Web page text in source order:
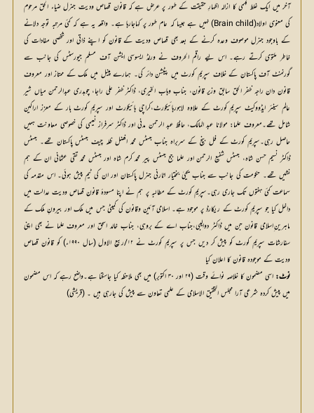
آخر میں ایک غلط فہمی کا ازالہ اظہارِ حقیقت کے طور پر عرض ہے کہ قانون قصاص ودیت جنرل ضیاء الحق مرحوم
کی معنوی اولاد(Brain child) نہیں ہے جیسا کہ عام طور پر کہاجارہا ہے۔ واقعہ یہ ہے کہ کئی مرتبہ توجہ دلانے
کے باوجود جنرل موصوف وعدہ کرنے کے بعد بھی قصاص ودیت کے قانون کو اپنے ذاتی اور شخصی مفادات کی
خاطر ملتوی کرتے رہے۔ اس لیے راقم الحروف نے ورلڈ ایسوسی ایشن آف مسلم جیورسٹس کی جانب سے
گورنمنٹ آف پاکستان کے خلاف سپریم کورٹ میں پٹیشن دائر کی۔ ہمارے پینل میں ملک کے ممتاز اور معروف
قانون دان راجہ ظفر الحق سابق وزیر قانون، جناب وہاب الخیری، ڈاکٹر ظفر علی راجا، چوہدری عبدالرحمن میاں شیر
عالم سینئر ایڈووکیٹ سپریم کورٹ کے علاوہ لاہورہائیکورٹ،کراچی ہائیکورٹ اور سپریم کورٹ بار کے معزز اراکین
شامل تھے۔معروف علما: مولانا عبد المالک، حافظ عبد الرحمن مدنی اور ڈاکٹر سرفراز نعیمی کی خصوصی معاونت ہمیں
حاصل رہی۔سپریم کورٹ کے فل بنچ کے سربراہ جناب جسٹس محمد افضل ظلہ چیف جسٹس پاکستان تھے۔ جسٹس
ڈاکٹر نسیم حسن شاہ، جسٹس شفیع الرحمن اور علما جج جسٹس پیر محمد کرم شاہ اور جسٹس محمد تقی عثمانی ان کے ہم
نشیں تھے۔ حکومت کی جانب سے جناب یحییٰ بختیار اٹارنی جنرل پاکستان اور ان کی ٹیم پیش ہوئی۔ اس مقدمہ کی
سماعت کئی ہفتوں تک جاری رہی۔سپریم کورٹ کے مطالبہ پر ہم نے اپنا مسودۂ قانون قصاص ودیت عدالت میں
داخل کیا جو سپریم کورٹ کے ریکارڈ پر موجود ہے۔ اسلامی آئین وقانون کی کمیٹی جس میں ملک اور بیرونِ ملک کے
ماہرین ِاسلامی قانون جن میں ڈاکٹر دوالیبی،جناب اے کے بروہی، جناب خالد اسحق اور معروف علما نے بھی اپنی
سفارشات سپریم کورٹ کو پیش کر دیں جس پر سپریم کورٹ نے ۱۲/ربیع الاول (سال ۱۹۹۰ء) کو قانون قصاص
ودیت کے موجودہ قانون کا اعلان کیا
نوٹ:
میں پیش کردہ شرعی آرا مجلس التحقیق الاسلامی کے علمی تعاون سے پیش کی جارہی ہیں ۔ (قریشی)